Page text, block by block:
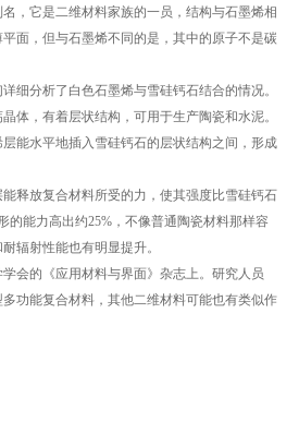
，它是二维材料家族的一员，结构与石墨烯相
面，但与石墨烯不同的是，其中的原子不是碳
细分析了白色石墨烯与雪硅钙石结合的情况。
体，有着层状结构，可用于生产陶瓷和水泥。
能水平地插入雪硅钙石的层状结构之间，形成
释放复合材料所受的力，使其强度比雪硅钙石
的能力高出约25%，不像普通陶瓷材料那样容
辐射性能也有明显提升。
会的《应用材料与界面》杂志上。研究人员
功能复合材料，其他二维材料可能也有类似作